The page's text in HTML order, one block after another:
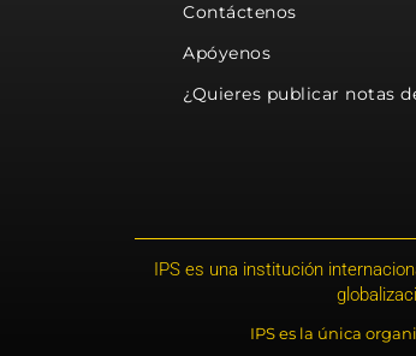
Contáctenos
Apóyenos
¿Quieres publicar notas
IPS es una institución
IPS es la única